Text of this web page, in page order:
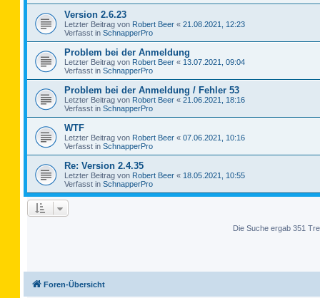
Version 2.6.23
Letzter Beitrag von Robert Beer « 21.08.2021, 12:23
Verfasst in SchnapperPro
Problem bei der Anmeldung
Letzter Beitrag von Robert Beer « 13.07.2021, 09:04
Verfasst in SchnapperPro
Problem bei der Anmeldung / Fehler 53
Letzter Beitrag von Robert Beer « 21.06.2021, 18:16
Verfasst in SchnapperPro
WTF
Letzter Beitrag von Robert Beer « 07.06.2021, 10:16
Verfasst in SchnapperPro
Re: Version 2.4.35
Letzter Beitrag von Robert Beer « 18.05.2021, 10:55
Verfasst in SchnapperPro
Die Suche ergab 351
Foren-Übersicht